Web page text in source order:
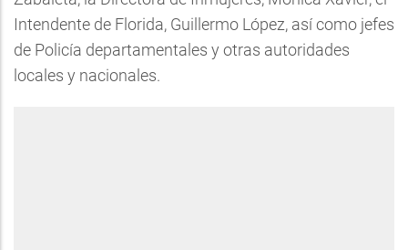
Intendente de Florida, Guillermo López, así como jefes
de Policía departamentales y otras autoridades
locales y nacionales.